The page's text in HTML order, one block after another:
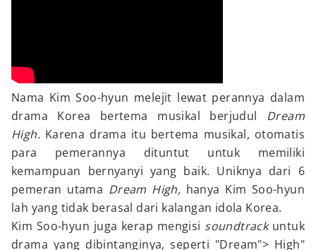
Nama Kim Soo-hyun melejit lewat perannya dalam
drama Korea bertema musikal berjudul Dream
High. Karena drama itu bertema musikal, otomatis
para pemerannya dituntut untuk memiliki
kemampuan bernyanyi yang baik. Uniknya dari 6
pemeran utama Dream High, hanya Kim Soo-hyun
lah yang tidak berasal dari kalangan idola Korea.
Kim Soo-hyun juga kerap mengisi soundtrack untuk
drama yang dibintanginya, seperti "Dream"> High"